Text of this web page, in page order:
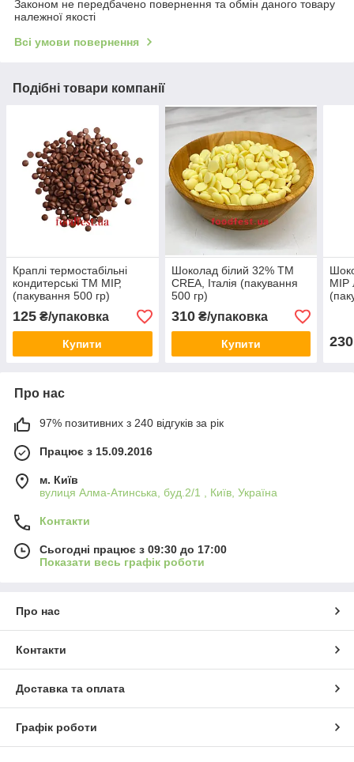
Законом не передбачено повернення та обмін даного товару
належної якості
Всі умови повернення
Подібні товари компанії
Краплі термостабільні
кондитерські ТМ МІР,
(пакування 500 гр)
125 ₴/упаковка
Купити
Шоколад білий 32% ТМ
CREA, Італія (пакування
500 гр)
310₴/упаковка
Купити
МІР
230
Про нас
97% позитивних з 240 відгуків за рік
Працює з 15.09.2016
м. Київ
вулиця Алма-Атинська, буд.2/1 , Київ, Україна
Контакти
Сьогодні працює з 09:30 до 17:00
Показати весь графік роботи
Про нас
Контакти
Доставка та оплата
Графік роботи